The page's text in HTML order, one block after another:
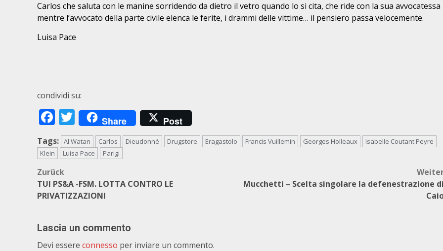
Carlos che saluta con le manine sorridendo da dietro il vetro quando lo si cita, che ride con la sua avvocatessa
mentre l’avvocato della parte civile elenca le ferite, i drammi delle vittime… il pensiero passa velocemente.
Luisa Pace
condividi su:
Facebook
Twitter
Share Post
Tags: Al Watan Carlos Dieudonné Drugstore Eragastolo Francis Vuillemin Georges Holleaux
Isabelle Coutant Peyre
Klein
Luisa Pace Parigi
Beitragsnavigation
Zurück
TUI PS&A -FSM. LOTTA CONTRO LE
PRIVATIZZAZIONI
Mucchetti – Scelta singolare la defenestrazione
Lascia un commento
Devi essere connesso per inviare un commento.